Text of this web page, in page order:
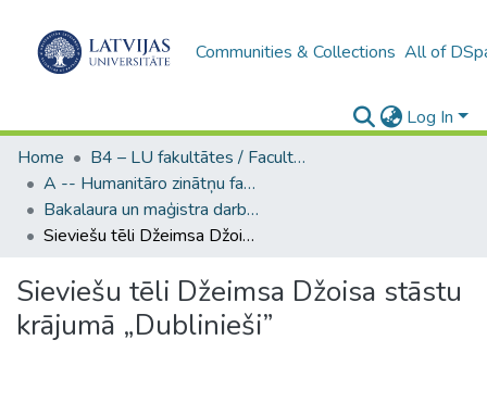
Communities & Collections All of
Log In
Home
B4 – LU fakultātes / Faculties of the UL
A -- Humanitāro zinātņu fakultāte / Faculty of Humanities
Bakalaura un maģistra darbi (HZF) / Bachelor's and Master's theses
Sieviešu tēli Džeimsa Džoisa stāstu krājumā „Dublinieši”
Sieviešu tēli Džeimsa Džoisa stāstu
krājumā „Dublinieši”